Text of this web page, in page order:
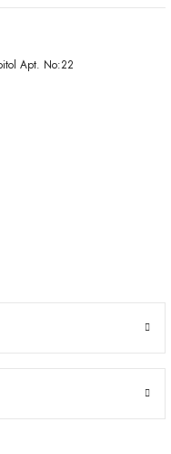
Apt. No:22